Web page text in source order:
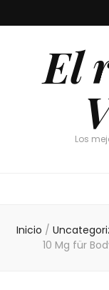
El
Los
Inicio /
10 Mg für